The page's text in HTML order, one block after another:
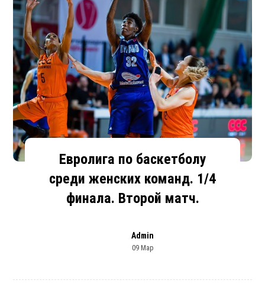
Евролига по баскетболу
среди женских команд. 1/4
финала. Второй матч.
Admin
09 Мар